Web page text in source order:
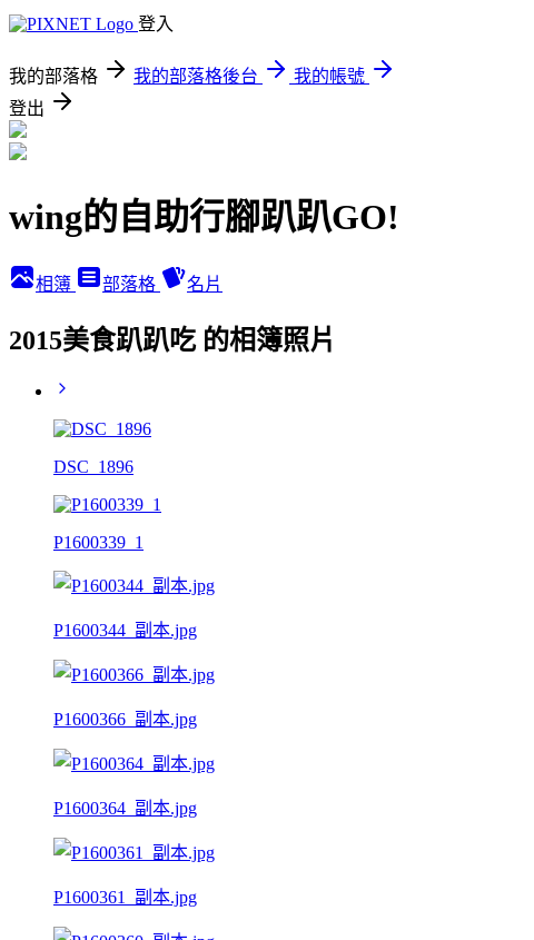
登入
我的部落格 我的部落格後台
我的帳號
登出
wing的自助行腳趴趴GO!
相簿 部落格 名片
2015美食趴趴吃 的相簿照片
DSC_1896
P1600339_1
P1600344_副本.jpg
P1600366_副本.jpg
P1600364_副本.jpg
P1600361_副本.jpg